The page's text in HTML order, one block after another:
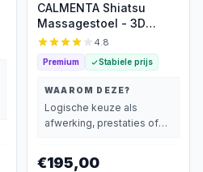
CALMENTA Shiatsu
Massagestoel - 3D
massage met warmte
4.8
Premium Stabiele prijs
WAAROM DEZE?
Logische keuze als
afwerking, prestaties of
€195,00